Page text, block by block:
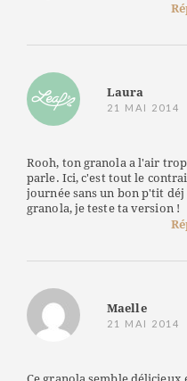
Laura
21 MAI 2014
Rooh, ton granola a l'air
parle. Ici, c'est tout le
journée sans un bon p'tit
granola, je teste ta version !
Maelle
21 MAI 2014